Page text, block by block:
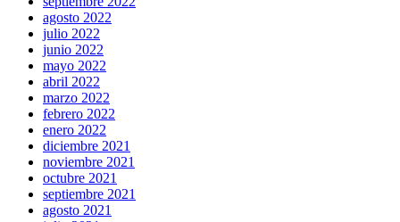
agosto 2022
julio 2022
junio 2022
mayo 2022
abril 2022
marzo 2022
febrero 2022
enero 2022
diciembre 2021
noviembre 2021
octubre 2021
septiembre 2021
agosto 2021